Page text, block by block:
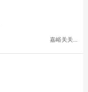
嘉峪关关...